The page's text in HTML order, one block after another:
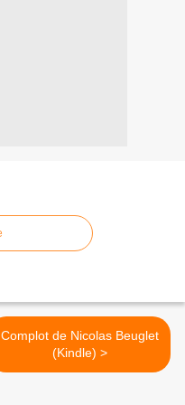
Complot de Nicolas Beuglet
(Kindle) >